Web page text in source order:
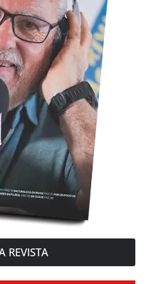
REVISTA